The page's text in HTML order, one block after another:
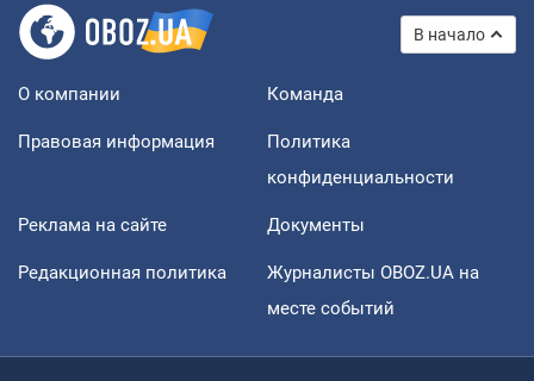
В начало
О компании Команда
Правовая информация
Политика
конфиденциальности
Реклама на сайте Документы
Редакционная политика
Журналисты OBOZ.UA на
месте событий